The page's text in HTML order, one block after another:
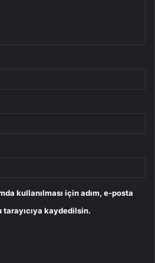
kullanılması için adım, e-posta
kaydedilsin.